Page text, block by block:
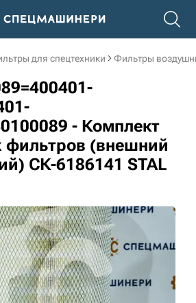
для спецтехники Фильтры
- Комплект
фильтров (внешний
СК-6186141 STAL